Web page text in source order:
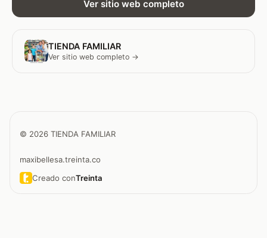
Ver sitio web completo
TIENDA FAMILIAR
Ver sitio web completo →
© 2026 TIENDA FAMILIAR
maxibellesa.treinta.co
Creado conTreinta